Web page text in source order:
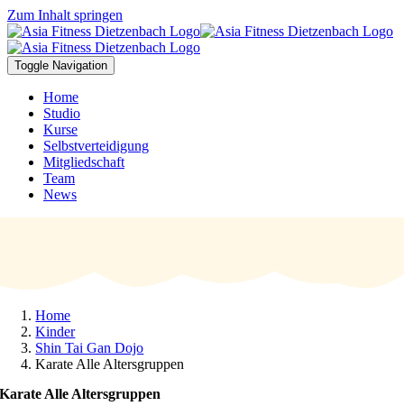
Zum Inhalt springen
Toggle Navigation
Home
Studio
Kurse
Selbstverteidigung
Mitgliedschaft
Team
News
Home
Kinder
Shin Tai Gan Dojo
Karate Alle Altersgruppen
Karate Alle Altersgruppen